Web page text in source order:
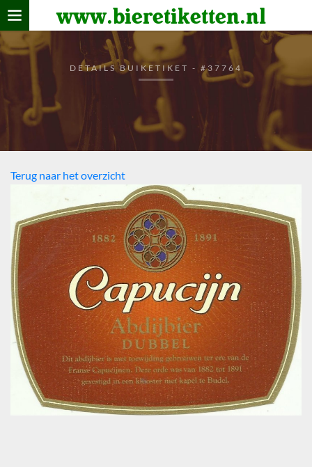
www.bieretiketten.nl
Home
verzamelen
De bierkaart
Bezoekers
DETAILS BUIKETIKET - #37764
Terug naar het overzicht